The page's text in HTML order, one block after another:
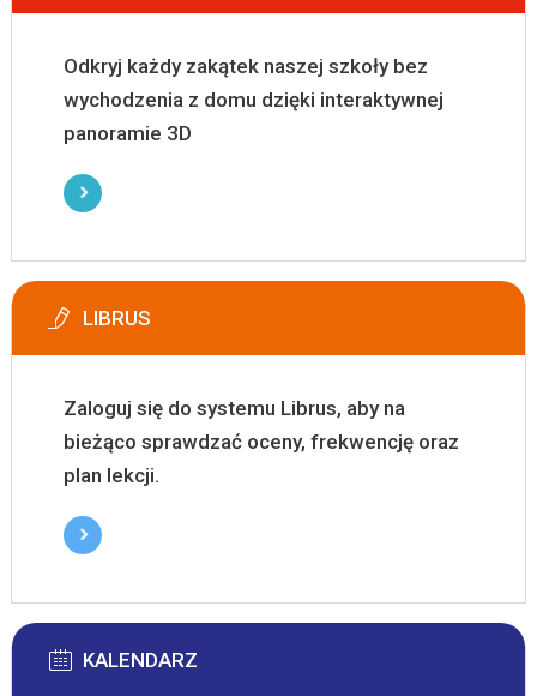
Odkryj każdy zakątek naszej szkoły bez
wychodzenia z domu dzięki interaktywnej
panoramie 3D
LIBRUS
Zaloguj się do systemu Librus, aby na
bieżąco sprawdzać oceny, frekwencję oraz
plan lekcji.
KALENDARZ